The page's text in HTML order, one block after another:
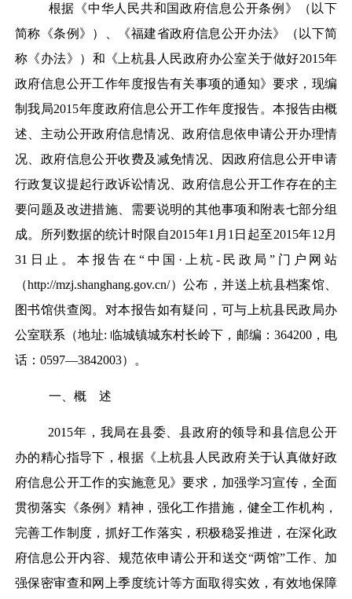
根据《中华人民共和国政府信息公开条例》（以下
简称《条例》）、《福建省政府信息公开办法》（以下简
称《办法》）和《上杭县人民政府办公室关于做好2015年
政府信息公开工作年度报告有关事项的通知》要求，现编
制我局2015年度政府信息公开工作年度报告。本报告由概
述、主动公开政府信息情况、政府信息依申请公开办理情
况、政府信息公开收费及减免情况、因政府信息公开申请
行政复议提起行政诉讼情况、政府信息公开工作存在的主
要问题及改进措施、需要说明的其他事项和附表七部分组
成。
所列数据的统计时限自2015年1月1日起至2015年12月
31日止。本报告在“中国·上杭-民政局”门户网站
（http://mzj.shanghang.gov.cn/）公布，并送上杭县档案馆、
图书馆供查阅。对本报告如有疑问，可与上杭县民政局办
公室联系（地址: 临城镇城东村长岭下，邮编：364200，电
话：0597—3842003）。
一、概 述
2015年，我局在县委、县政府的领导和县信息公开
办的精心指导下，根据《上杭县人民政府关于认真做好政
府信息公开工作的实施意见》要求，加强学习宣传，全面
贯彻落实《条例》精神，强化工作措施，健全工作机构，
完善工作制度，抓好工作落实，积极稳妥推进，在深化政
府信息公开内容、规范依申请公开和送交“两馆”工作、加
强保密审查和网上季度统计等方面取得实效，有效地保障